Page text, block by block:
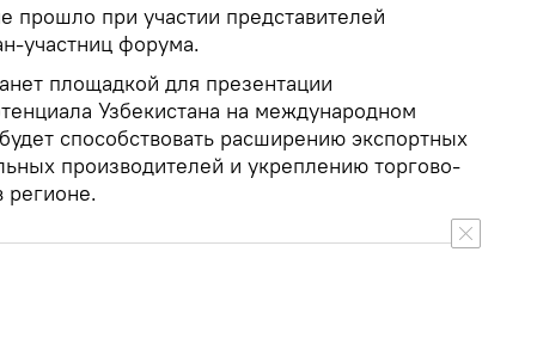
прошло при участии представителей
участниц форума.
площадкой для презентации
Узбекистана на международном
способствовать расширению экспортных
производителей и укреплению торгово-
регионе.